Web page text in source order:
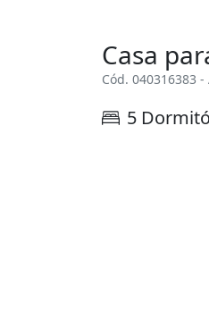
Casa
Cód. 040316383
5